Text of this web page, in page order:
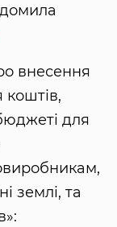
внесення
для
землі, та